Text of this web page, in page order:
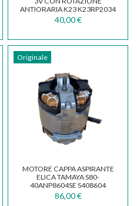
ANTIORARIA K23 K23RP2034
232034
40,00 €
Originale
MOTORE CAPPA ASPIRANTE
ELICA TAMAYA S80-
40ANP8604SE S408604
86,00 €